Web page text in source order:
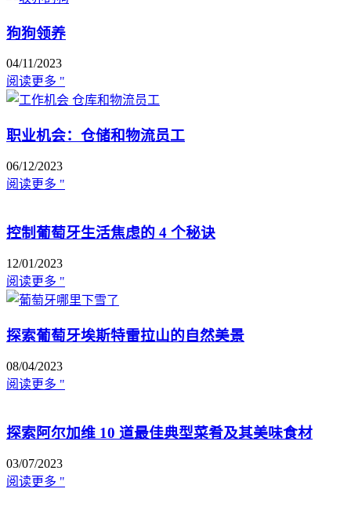
狗狗领养
04/11/2023
阅读更多 "
职业机会：仓储和物流员工
06/12/2023
阅读更多 "
控制葡萄牙生活焦虑的 4 个秘诀
12/01/2023
阅读更多 "
探索葡萄牙埃斯特雷拉山的自然美景
08/04/2023
阅读更多 "
探索阿尔加维 10 道最佳典型菜肴及其美味食材
03/07/2023
阅读更多 "